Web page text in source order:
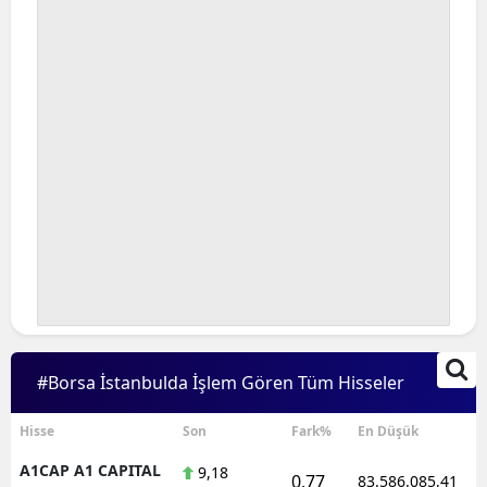
#Borsa İstanbulda İşlem Gören Tüm Hisseler
Hisse Son Fark% En Düşük
A1CAP A1 CAPITAL
9,18 0,77 83.586.085,41